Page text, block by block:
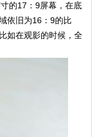
的17：9屏幕，在底
依旧为16：9的比
如在观影的时候，全